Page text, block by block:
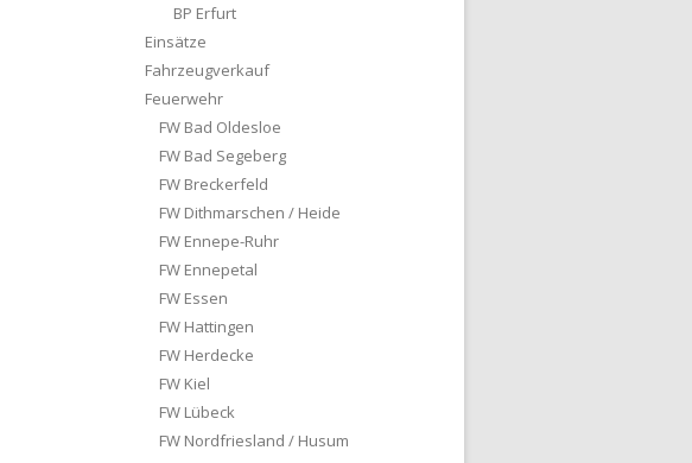
BP Erfurt
Einsätze
Fahrzeugverkauf
Feuerwehr
FW Bad Oldesloe
FW Bad Segeberg
FW Breckerfeld
FW Dithmarschen / Heide
FW Ennepe-Ruhr
FW Ennepetal
FW Essen
FW Hattingen
FW Herdecke
FW Kiel
FW Lübeck
FW Nordfriesland / Husum